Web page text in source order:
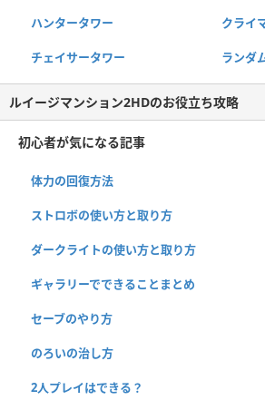
ハンタータワー クライ
チェイサータワー ランダ
ルイージマンション2HDのお役立ち攻略
初心者が気になる記事
体力の回復方法
ストロボの使い方と取り方
ダークライトの使い方と取り方
ギャラリーでできることまとめ
セーブのやり方
のろいの治し方
2人プレイはできる？